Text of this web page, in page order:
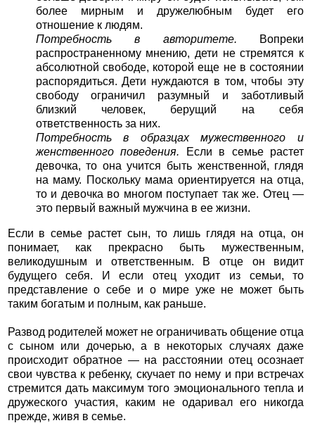
более мирным и дружелюбным будет его
отношение к людям.
Потребность в авторитете. Вопреки
распространенному мнению, дети не стремятся к
абсолютной свободе, которой еще не в состоянии
распорядиться. Дети нуждаются в том, чтобы эту
свободу ограничил разумный и заботливый
близкий человек, берущий на себя
ответственность за них.
Потребность в образцах мужественного и
женственного поведения. Если в семье растет
девочка, то она учится быть женственной, глядя
на маму. Поскольку мама ориентируется на отца,
то и девочка во многом поступает так же. Отец —
это первый важный мужчина в ее жизни.
Если в семье растет сын, то лишь глядя на отца, он
понимает, как прекрасно быть мужественным,
великодушным и ответственным. В отце он видит
будущего себя. И если отец уходит из семьи, то
представление о себе и о мире уже не может быть
таким богатым и полным, как раньше.
Развод родителей может не ограничивать общение отца
с сыном или дочерью, а в некоторых случаях даже
происходит обратное — на расстоянии отец осознает
свои чувства к ребенку, скучает по нему и при встречах
стремится дать максимум того эмоционального тепла и
дружеского участия, каким не одаривал его никогда
прежде, живя в семье.